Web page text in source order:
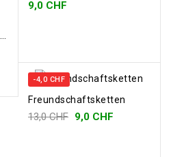
9,0 CHF
-4,0 CHF
Freundschaftsketten
13,0 CHF 9,0 CHF